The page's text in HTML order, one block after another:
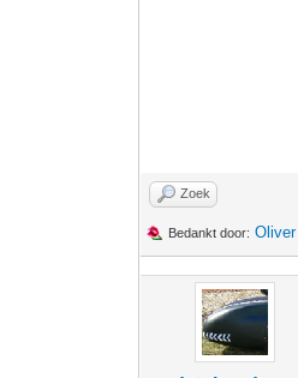
Zoek
Bedankt door: Oliver